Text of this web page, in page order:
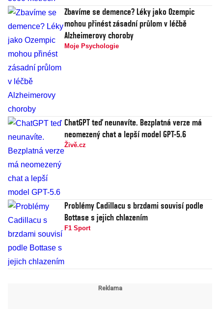
Zbavíme se demence? Léky jako Ozempic
mohou přinést zásadní průlom v léčbě
Alzheimerovy choroby
Moje Psychologie
ChatGPT teď neunavíte. Bezplatná verze má
neomezený chat a lepší model GPT-5.6
Živě.cz
Problémy Cadillacu s brzdami souvisí podle
Bottase s jejich chlazením
F1 Sport